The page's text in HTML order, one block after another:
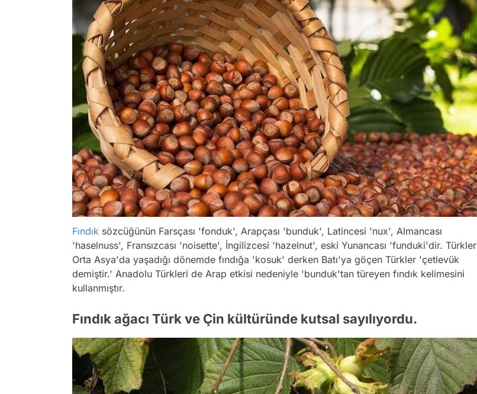
Fındık sözcüğünün Farsçası 'fonduk', Arapçası 'bunduk', Latincesi 'nux', Almancası
'haselnuss', Fransızcası 'noisette', İngilizcesi 'hazelnut', eski Yunancası 'funduki'dir. Türkler
Orta Asya'da yaşadığı dönemde fındığa 'kosuk' derken Batı'ya göçen Türkler 'çetlevük
demiştir.' Anadolu Türkleri de Arap etkisi nedeniyle 'bunduk'tan türeyen fındık kelimesini
kullanmıştır.
Fındık ağacı Türk ve Çin kültüründe kutsal sayılıyordu.